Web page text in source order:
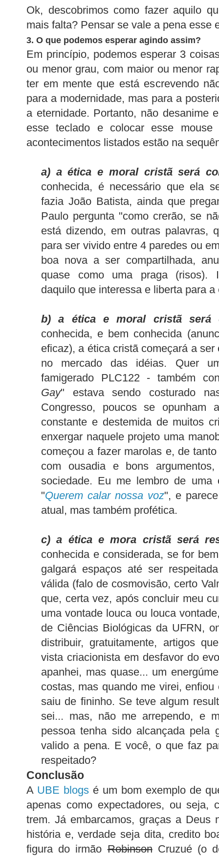
Ok, descobrimos como fazer aquilo
mais falta? Pensar se vale a pena esse
3. O que podemos esperar agindo assim?
Em princípio, podemos esperar 3
ou menor grau, com maior ou menor
ter em mente que está escrevendo
para a modernidade, mas para a
a eternidade. Portanto, não desanime
esse teclado e colocar esse mouse
acontecimentos listados estão na
a) a ética e moral cristã será
conhecida, é necessário que ela
fazia João Batista, ainda que
Paulo pergunta "como crerão, se
está dizendo, em outras palavras,
para ser vivido entre 4 paredes ou
boa nova a ser compartilhada,
quase como uma praga (risos).
daquilo que interessa e liberta para a
b) a ética e moral cristã será
conhecida, e bem conhecida
eficaz), a ética cristã começará a
no mercado das idéias. Quer
famigerado PLC122 - também
Gay" estava sendo costurado
Congresso, poucos se opunham
constante e destemida de muitos
enxergar naquele projeto uma
começou a fazer marolas e, de
com ousadia e bons
sociedade. Eu me lembro de uma
"Querem calar nossa voz", e
atual, mas também profética.
c) a ética e mora cristã será
conhecida e considerada, se for
galgará espaços até ser
válida (falo de cosmovisão, certo
que, certa vez, após concluir meu
uma vontade louca ou louca
de Ciências Biológicas da UFRN,
distribuir, gratuitamente, artigos
vista criacionista em desfavor do
apanhei, mas quase... um
costas, mas quando me virei,
saiu de fininho. Se teve algum
sei... mas, não me arrependo, e
pessoa tenha sido alcançada pela
valido a pena. E você, o que faz
respeitado?
Conclusão
A UBE blogs é um bom exemplo de
apenas como expectadores, ou seja,
trem. Já embarcamos, graças a Deus
história e, verdade seja dita, credito
figura do irmãoRobinsonCruzué (o